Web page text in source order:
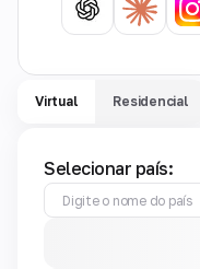
Virtual Residencial
Selecionar país: